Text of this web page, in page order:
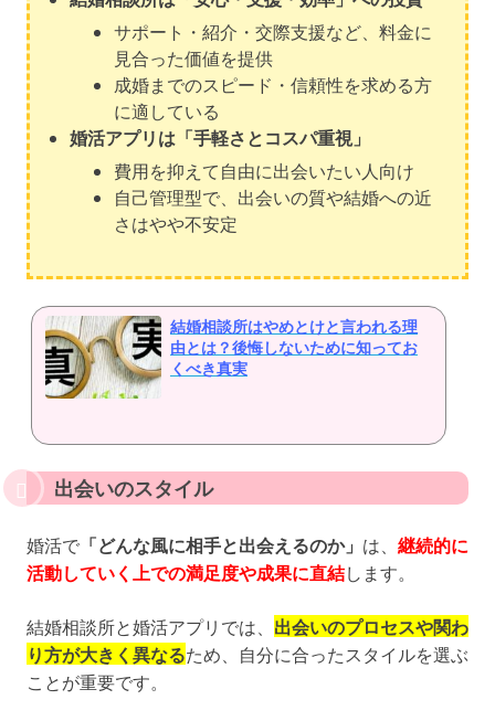
サポート・紹介・交際支援など、料金に
見合った価値を提供
成婚までのスピード・信頼性を求める方
に適している
婚活アプリは「手軽さとコスパ重視」
費用を抑えて自由に出会いたい人向け
自己管理型で、出会いの質や結婚への近
さはやや不安定
結婚相談所はやめとけと言われる理
由とは？後悔しないために知ってお
くべき真実
出会いのスタイル
婚活で 「どんな風に相手と出会えるのか」 は、 継続的に
活動していく上での満足度や成果に直結します。
結婚相談所と婚活アプリでは、 出会いのプロセスや関わ
り方が大きく異なるため、自分に合ったスタイルを選ぶ
ことが重要です。